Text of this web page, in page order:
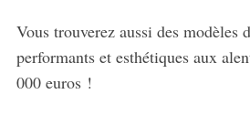
Vous trouverez aussi des modèles
performants et esthétiques aux
000 euros !